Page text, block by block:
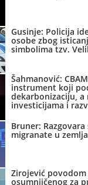
Gusinje: Policija
osobe zbog
simbolima tzv.
Šahmanović:
instrument koji
dekarbonizaciju, a
investicijama i
Bruner:
migranate u
Zirojević povodom
osumnjičenog za